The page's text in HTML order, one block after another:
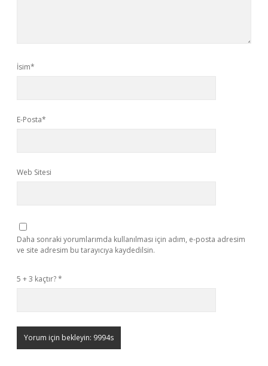
İsim*
E-Posta*
Web Sitesi
Daha sonraki yorumlarımda kullanılması için adım, e-posta adresim
ve site adresim bu tarayıcıya kaydedilsin.
5 + 3 kaçtır?*